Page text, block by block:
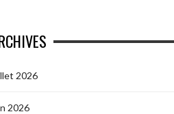
2026
2026